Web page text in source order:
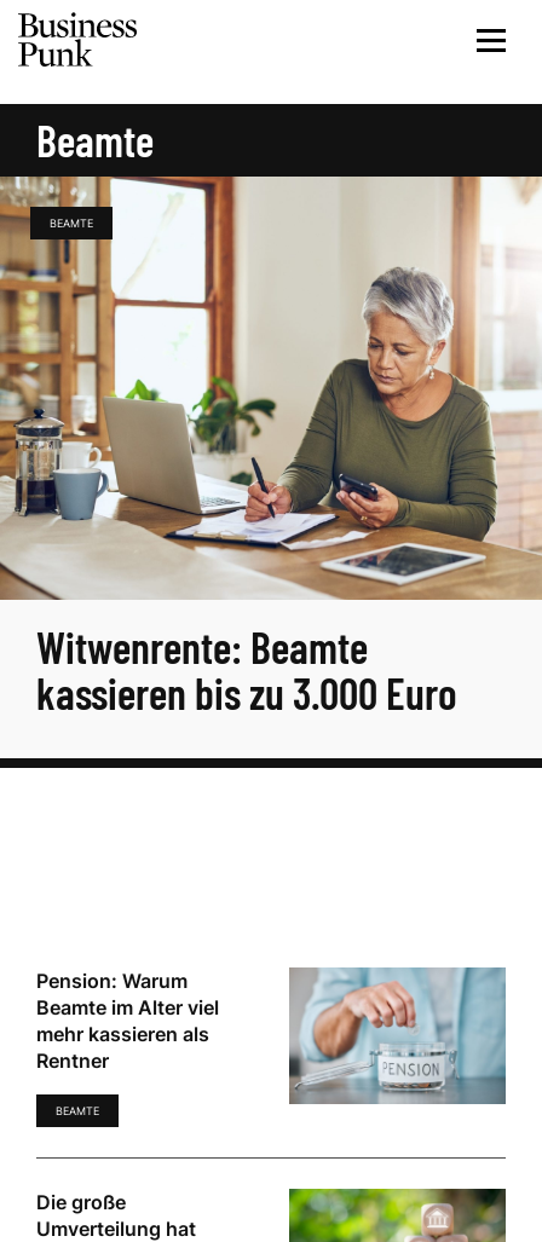
Beamte
BEAMTE
Witwenrente: Beamte
kassieren bis zu 3.000 Euro
Pension: Warum
Beamte im Alter viel
mehr kassieren als
Rentner
BEAMTE
Die große
Umverteilung hat